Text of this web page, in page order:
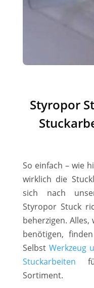
Styropor
So einfach – wie
wirklich die
sich nach
Styropor Stuck
beherzigen.
benötigen,
Selbst Werkzeug
Stuckarbeiten
Sortiment.